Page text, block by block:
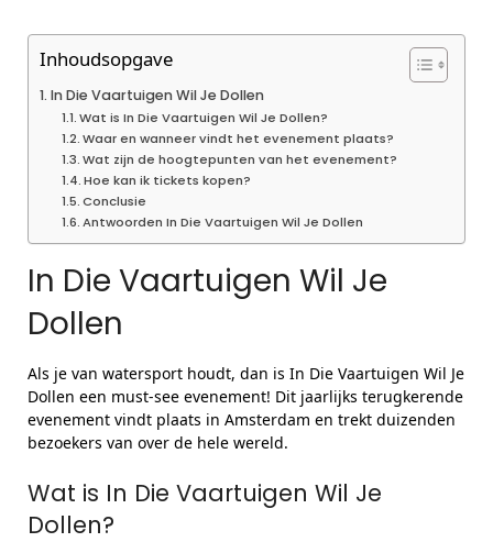
Inhoudsopgave
In Die Vaartuigen Wil Je Dollen
Wat is In Die Vaartuigen Wil Je Dollen?
Waar en wanneer vindt het evenement plaats?
Wat zijn de hoogtepunten van het evenement?
Hoe kan ik tickets kopen?
Conclusie
Antwoorden In Die Vaartuigen Wil Je Dollen
In Die Vaartuigen Wil Je
Dollen
Als je van watersport houdt, dan is In Die Vaartuigen Wil Je
Dollen een must-see evenement! Dit jaarlijks terugkerende
evenement vindt plaats in Amsterdam en trekt duizenden
bezoekers van over de hele wereld.
Wat is In Die Vaartuigen Wil Je
Dollen?